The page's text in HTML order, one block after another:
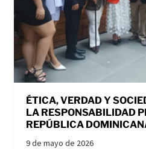
ÉTICA, VERDAD Y
LA RESPONSABILIDAD
REPÚBLICA
9 de mayo de 2026